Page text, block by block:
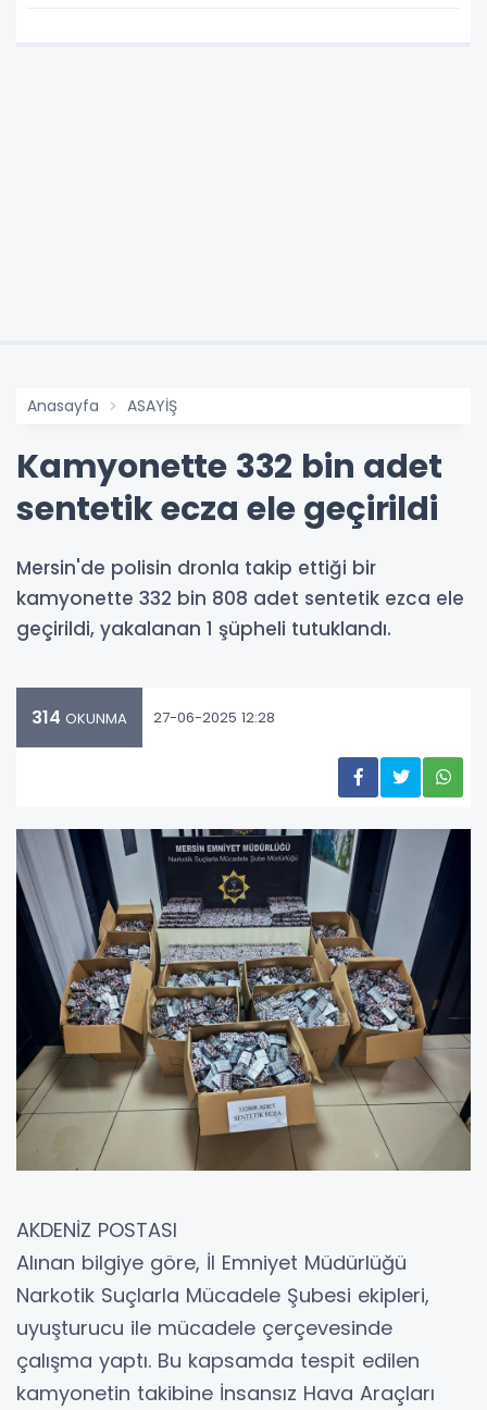
Anasayfa ASAYİŞ
Kamyonette 332 bin adet
sentetik ecza ele geçirildi
Mersin'de polisin dronla takip ettiği bir
kamyonette 332 bin 808 adet sentetik ezca ele
geçirildi, yakalanan 1 şüpheli tutuklandı.
314 OKUNMA 27-06-2025 12:28
AKDENİZ POSTASI
Alınan bilgiye göre, İl Emniyet Müdürlüğü
Narkotik Suçlarla Mücadele Şubesi ekipleri,
uyuşturucu ile mücadele çerçevesinde
çalışma yaptı. Bu kapsamda tespit edilen
kamyonetin takibine İnsansız Hava Araçları